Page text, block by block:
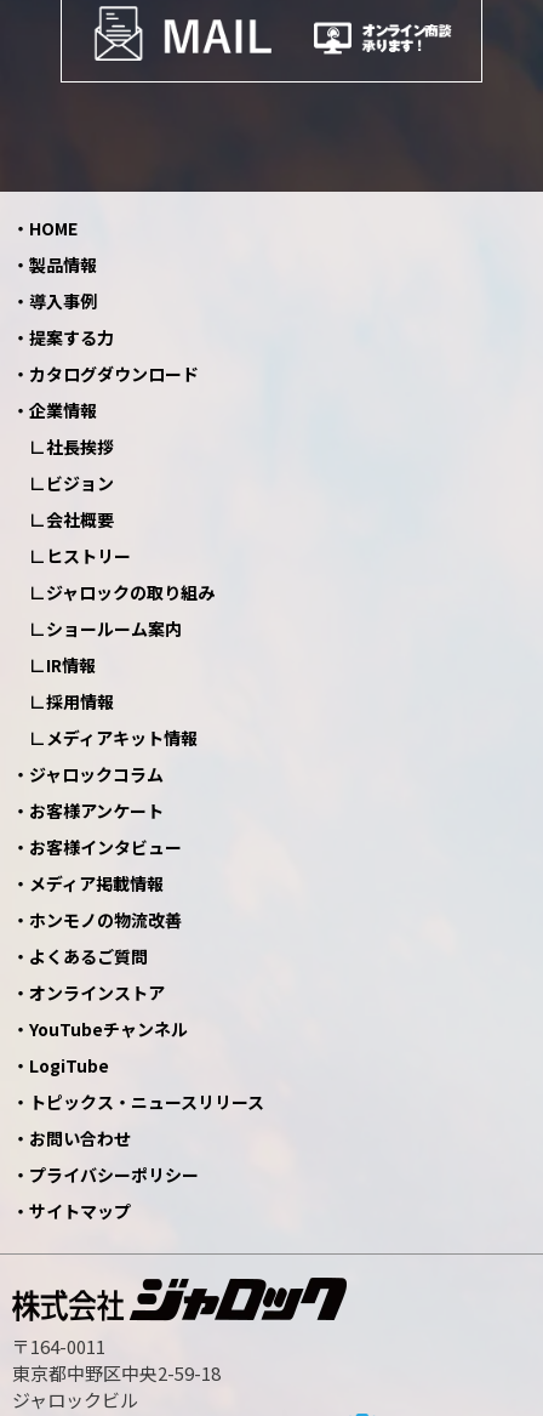
HOME
製品情報
導入事例
提案する力
カタログダウンロード
企業情報
社長挨拶
ビジョン
会社概要
ヒストリー
ジャロックの取り組み
ショールーム案内
IR情報
採用情報
メディアキット情報
ジャロックコラム
お客様アンケート
お客様インタビュー
メディア掲載情報
ホンモノの物流改善
よくあるご質問
オンラインストア
YouTubeチャンネル
LogiTube
トピックス・ニュースリリース
お問い合わせ
プライバシーポリシー
サイトマップ
〒164-0011
東京都中野区中央2-59-18
ジャロックビル